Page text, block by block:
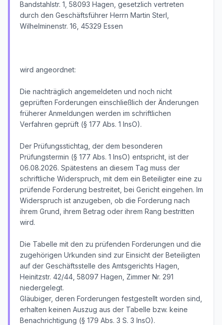
Bandstahlstr. 1, 58093 Hagen, gesetzlich vertreten
durch den Geschäftsführer Herrn Martin Sterl,
Wilhelminenstr. 16, 45329 Essen
wird angeordnet:
Die nachträglich angemeldeten und noch nicht
geprüften Forderungen einschließlich der Änderungen
früherer Anmeldungen werden im schriftlichen
Verfahren geprüft (§ 177 Abs. 1 InsO).
Der Prüfungsstichtag, der dem besonderen
Prüfungstermin (§ 177 Abs. 1 InsO) entspricht, ist der
06.08.2026. Spätestens an diesem Tag muss der
schriftliche Widerspruch, mit dem ein Beteiligter eine zu
prüfende Forderung bestreitet, bei Gericht eingehen. Im
Widerspruch ist anzugeben, ob die Forderung nach
ihrem Grund, ihrem Betrag oder ihrem Rang bestritten
wird.
Die Tabelle mit den zu prüfenden Forderungen und die
zugehörigen Urkunden sind zur Einsicht der Beteiligten
auf der Geschäftsstelle des Amtsgerichts Hagen,
Heinitzstr. 42/44, 58097 Hagen, Zimmer Nr. 291
niedergelegt.
Gläubiger, deren Forderungen festgestellt worden sind,
erhalten keinen Auszug aus der Tabelle bzw. keine
Benachrichtigung (§ 179 Abs. 3 S. 3 InsO).